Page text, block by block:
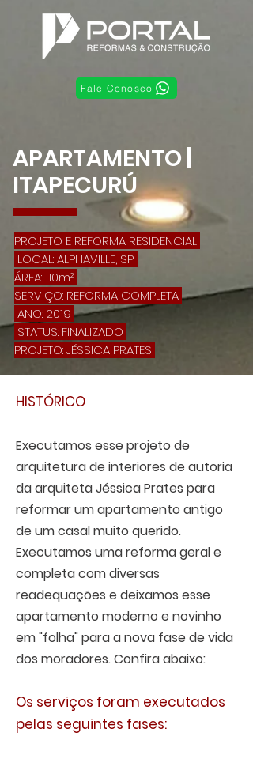
Fale Conosco
APARTAMENTO |
ITAPECURÚ
PROJETO E REFORMA RESIDENCIAL
LOCAL: ALPHAVlLLE, SP.
ÁREA: 110m²
SERVIÇO: REFORMA COMPLETA
ANO: 2019
STATUS: FINALIZADO
PROJETO: JÉSSICA PRATES
HISTÓRICO
Executamos esse projeto de
arquitetura de interiores de autoria
da arquiteta Jéssica Prates para
reformar um apartamento antigo
de um casal muito querido.
Executamos uma reforma geral e
completa com diversas
readequações e deixamos esse
apartamento moderno e novinho
em "folha" para a nova fase de vida
dos moradores. Confira abaixo:
Os serviços foram executados
pelas seguintes fases: